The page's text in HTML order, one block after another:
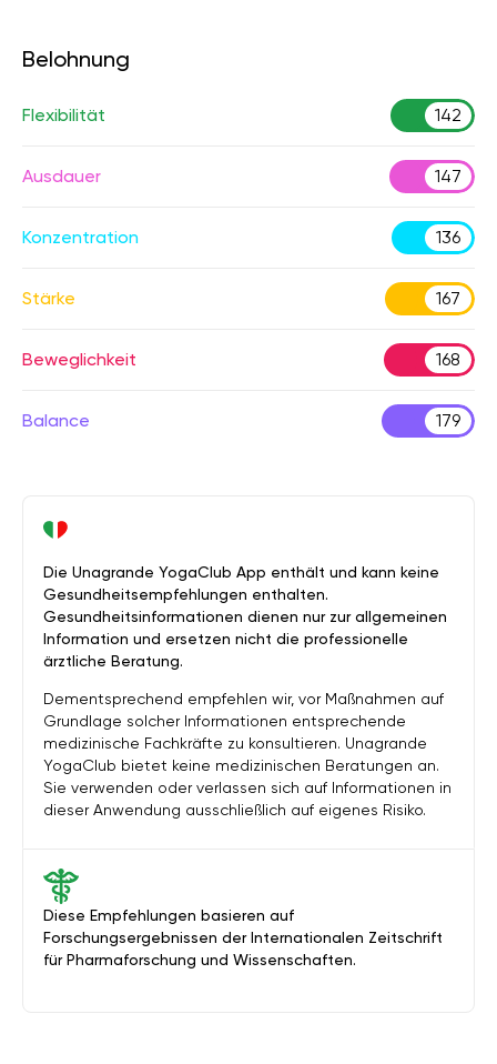
Belohnung
Flexibilität 142
Ausdauer 147
Konzentration 136
Stärke 167
Beweglichkeit 168
Balance 179
Diese Empfehlungen basieren auf
Forschungsergebnissen der Internationalen Zeitschrift
für Pharmaforschung und Wissenschaften.
Die Unagrande YogaClub App enthält und kann keine
Gesundheitsempfehlungen enthalten.
Gesundheitsinformationen dienen nur zur allgemeinen
Information und ersetzen nicht die professionelle
ärztliche Beratung.
Dementsprechend empfehlen wir, vor Maßnahmen auf
Grundlage solcher Informationen entsprechende
medizinische Fachkräfte zu konsultieren. Unagrande
YogaClub bietet keine medizinischen Beratungen an.
Sie verwenden oder verlassen sich auf Informationen in
dieser Anwendung ausschließlich auf eigenes Risiko.